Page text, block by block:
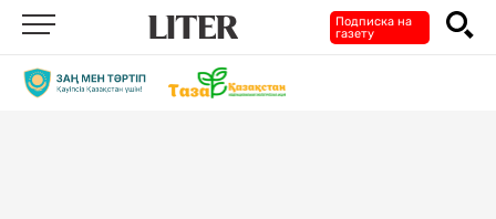
Подписка на
газету